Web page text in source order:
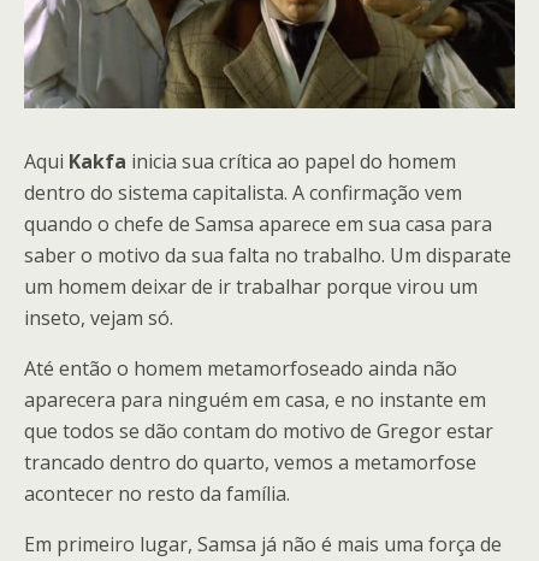
Aqui Kakfa inicia sua crítica ao papel do homem
dentro do sistema capitalista. A confirmação vem
quando o chefe de Samsa aparece em sua casa para
saber o motivo da sua falta no trabalho. Um disparate
um homem deixar de ir trabalhar porque virou um
inseto, vejam só.
Até então o homem metamorfoseado ainda não
aparecera para ninguém em casa, e no instante em
que todos se dão contam do motivo de Gregor estar
trancado dentro do quarto, vemos a metamorfose
acontecer no resto da família.
Em primeiro lugar, Samsa já não é mais uma força de